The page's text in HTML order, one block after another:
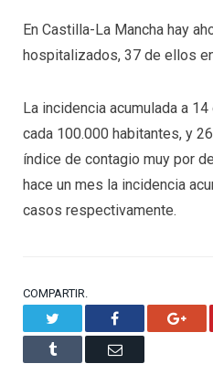
En Castilla-La Mancha hay
hospitalizados, 37 de ellos
La incidencia acumulada a
cada 100.000 habitantes, y
índice de contagio muy por
hace un mes la incidencia
casos respectivamente.
COMPARTIR.
Facebook
Tumblr Email